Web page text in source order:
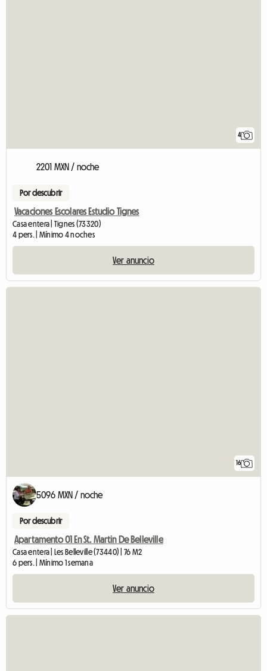
4
2201 MXN / noche
Por descubrir
Vacaciones Escolares Estudio Tignes
Casa entera | Tignes (73320)
4 pers. | Mínimo 4 noches
Ver anuncio
16
5096 MXN / noche
Por descubrir
Apartamento 01 En St. Martin De Belleville
Casa entera | Les Belleville (73440) | 76 M2
6 pers. | Mínimo 1 semana
Ver anuncio